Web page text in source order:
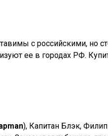
с российскими, но
ее в городах РФ.
), Капитан Блэк,